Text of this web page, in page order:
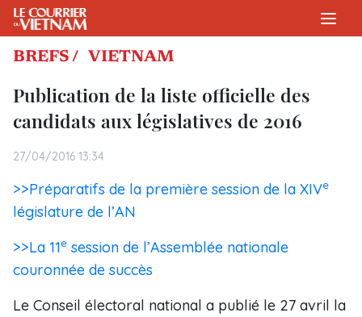
BREFS / VIETNAM
Publication de la liste officielle des
candidats aux législatives de 2016
27/04/2016 13:34
>>Préparatifs de la première session de la XIVe
législature de l’AN
>>La 11e session de l’Assemblée nationale
couronnée de succès
Le Conseil électoral national a publié le 27 avril la